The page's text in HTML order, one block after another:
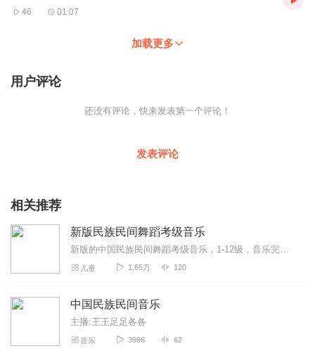
46 01:07
加载更多
用户评论
还没有评论，快来发表第一个评论！
发表评论
相关推荐
新版民族民间舞蹈考级音乐
新版的中国民族民间舞蹈考级音乐，1-12级，音乐完整。新版的中国民族民间舞蹈考级音乐，1-12级，音乐完整。新版的中国民族民间舞蹈考级音乐，1-12级，音乐完整...
儿童 1.65万 120
中国民族民间音乐
主播:王王足足各各
音乐 3996 62